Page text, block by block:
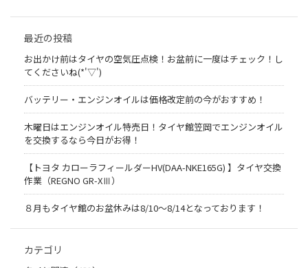
最近の投稿
お出かけ前はタイヤの空気圧点検！お盆前に一度はチェック！し
てくださいね(*'▽')
バッテリー・エンジンオイルは価格改定前の今がおすすめ！
木曜日はエンジンオイル特売日！タイヤ館笠岡でエンジンオイル
を交換するなら今日がお得！
【トヨタ カローラフィールダーHV(DAA-NKE165G) 】タイヤ交換
作業（REGNO GR-XⅢ）
８月もタイヤ館のお盆休みは8/10～8/14となっております！
カテゴリ